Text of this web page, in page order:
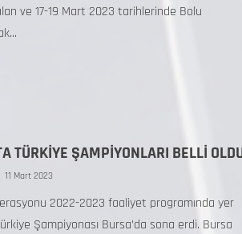
ve 17-19 Mart 2023 tarihlerinde Bolu
TÜRKİYE ŞAMPİYONLARI BELLİ
11 Mart 2023
2022-2023 faaliyet programında yer
Şampiyonası Bursa’da sona erdi. Bursa